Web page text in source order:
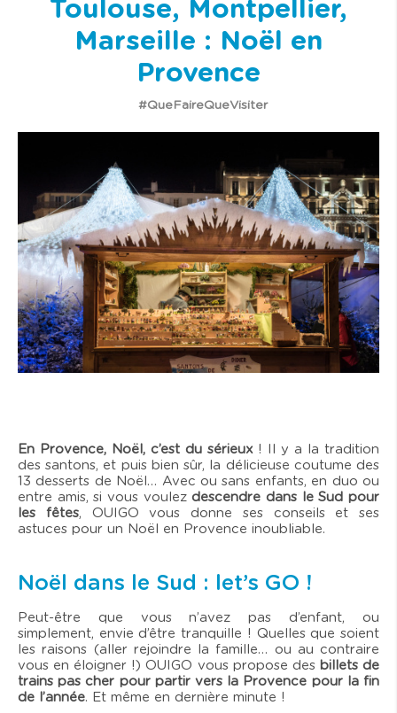
Toulouse, Montpellier,
Marseille : Noël en
Provence
#QueFaireQueVisiter
En Provence, Noël, c’est du sérieux! Il y a la tradition
des santons, et puis bien sûr, la délicieuse coutume des
13 desserts de Noël… Avec ou sans enfants, en duo ou
entre amis, si vous voulezdescendre dans le Sud pour
les fêtes, OUIGO vous donne ses conseils et ses
astuces pour un Noël en Provence inoubliable.
Noël dans le Sud : let’s GO !
Peut-être que vous n’avez pas d’enfant, ou
simplement, envie d’être tranquille ! Quelles que soient
les raisons (aller rejoindre la famille… ou au contraire
vous en éloigner !) OUIGO vous propose des billets de
trains pas cher pour partir vers la Provence pour la fin
de l’année. Et même en dernière minute !